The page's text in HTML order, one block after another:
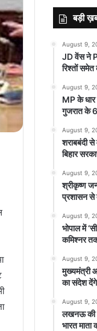
बड़ी
August 9,
JD वेंस ने
रिश्तों
August 9,
MP के धार
गुजरात के
August 9,
शराबबंदी
बिहार
August 9,
श्रीकृष्ण
प्रशासन से
August 9,
भोपाल में
कमिश्नर
August 9,
मुख्यमंत्री
का संदेश देंगे
August 9,
लखनऊ की
भारत